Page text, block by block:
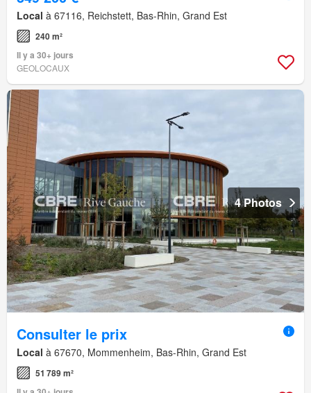
Local à 67116, Reichstett, Bas-Rhin, Grand Est
240 m²
Il y a 30+ jours
GEOLOCAUX
4 Photos
Consulter le prix
Local à 67670, Mommenheim, Bas-Rhin, Grand Est
51 789 m²